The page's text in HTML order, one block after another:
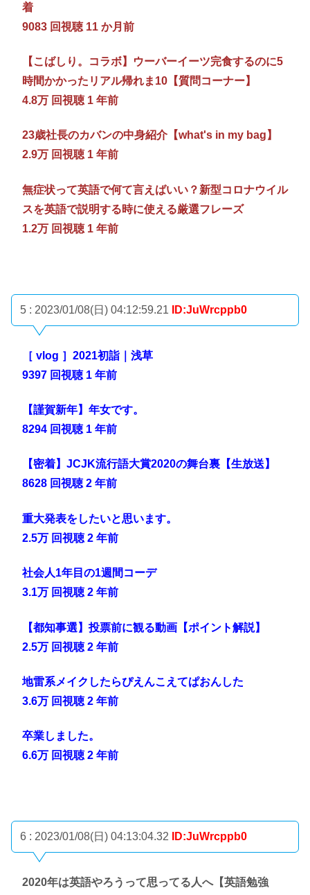
着
9083 回視聴 11 か月前
【こばしり。コラボ】ウーバーイーツ完食するのに5
時間かかったリアル帰れま10【質問コーナー】
4.8万 回視聴 1 年前
23歳社長のカバンの中身紹介【what's in my bag】
2.9万 回視聴 1 年前
無症状って英語で何て言えばいい？新型コロナウイル
スを英語で説明する時に使える厳選フレーズ
1.2万 回視聴 1 年前
5 : 2023/01/08(日) 04:12:59.21 ID:JuWrcppb0
［ vlog ］2021初詣｜浅草
9397 回視聴 1 年前
【謹賀新年】年女です。
8294 回視聴 1 年前
【密着】JCJK流行語大賞2020の舞台裏【生放送】
8628 回視聴 2 年前
重大発表をしたいと思います。
2.5万 回視聴 2 年前
社会人1年目の1週間コーデ
3.1万 回視聴 2 年前
【都知事選】投票前に観る動画【ポイント解説】
2.5万 回視聴 2 年前
地雷系メイクしたらぴえんこえてぱおんした
3.6万 回視聴 2 年前
卒業しました。
6.6万 回視聴 2 年前
6 : 2023/01/08(日) 04:13:04.32 ID:JuWrcppb0
2020年は英語やろうって思ってる人へ【英語勉強